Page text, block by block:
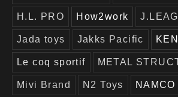
H.L. PRO How2work
Jada toys Jakks Pacific
Le coq sportif METAL
Mivi Brand N2 Toys NAMCO